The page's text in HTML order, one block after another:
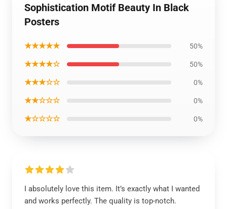
Sophistication Motif Beauty In Black
Posters
★★★★★ 50%
★★★★☆ 50%
★★★☆☆ 0%
★★☆☆☆ 0%
★☆☆☆☆ 0%
I absolutely love this item. It’s exactly what I wanted
and works perfectly. The quality is top-notch.